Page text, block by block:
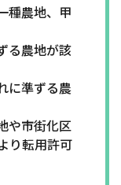
種農地、甲
る農地が該
に準ずる農
や市街化区
り転用許可